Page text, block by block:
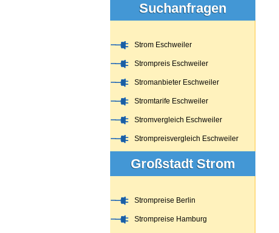
Suchanfragen
Strom Eschweiler
Strompreis Eschweiler
Stromanbieter Eschweiler
Stromtarife Eschweiler
Stromvergleich Eschweiler
Strompreisvergleich Eschweiler
Großstadt Strom
Strompreise Berlin
Strompreise Hamburg